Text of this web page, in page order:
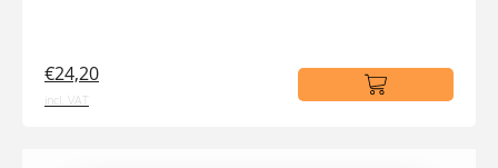
€24,20
incl. VAT